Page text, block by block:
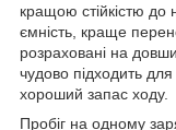
кращою стійкістю до
ємність, краще
розраховані на
чудово підходить
хороший запас ходу.
Пробіг на одному